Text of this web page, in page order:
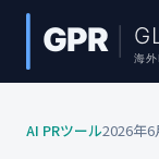
AI PRツール2026年6